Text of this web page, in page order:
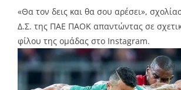
«Θα τον δεις και θα σου αρέσει»,
Δ.Σ. της ΠΑΕ ΠΑΟΚ απαντώντας σε
φίλου της ομάδας στο Instagram.